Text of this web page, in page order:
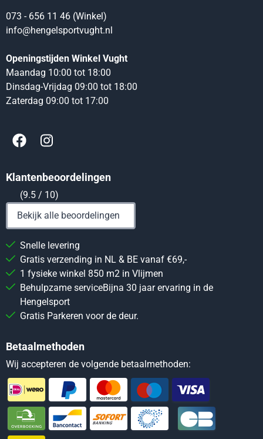
073 - 656 11 46 (Winkel)
info@hengelsportvught.nl
Openingstijden Winkel Vught
Maandag 10:00 tot 18:00
Dinsdag-Vrijdag 09:00 tot 18:00
Zaterdag 09:00 tot 17:00
Klantenbeoordelingen
(9.5 / 10)
Bekijk alle beoordelingen
Snelle levering
Gratis verzending in NL & BE vanaf €69,-
1 fysieke winkel 850 m2 in Vlijmen
Behulpzame serviceBijna 30 jaar ervaring in de
Hengelsport
Gratis Parkeren voor de deur.
Betaalmethoden
Wij accepteren de volgende betaalmethoden: